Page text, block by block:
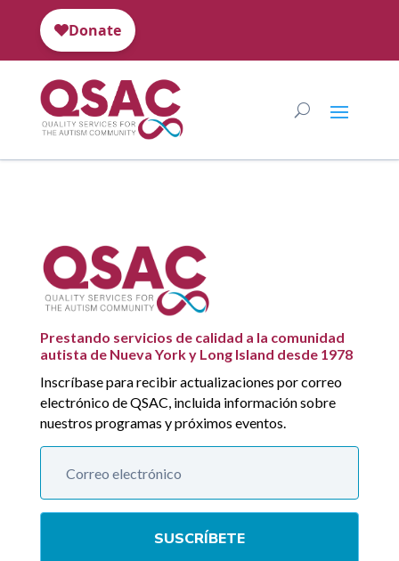
Prestando servicios de calidad a la comunidad
autista de Nueva York y Long Island desde 1978
Inscríbase para recibir actualizaciones por correo
electrónico de QSAC, incluida información sobre
nuestros programas y próximos eventos.
SUSCRÍBETE